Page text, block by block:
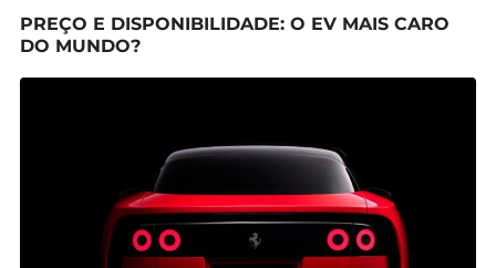
PREÇO E DISPONIBILIDADE: O EV MAIS CARO
DO MUNDO?